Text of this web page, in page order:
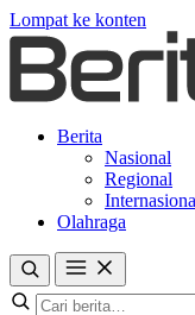
Lompat ke konten
Berita
Nasional
Regional
Olahraga